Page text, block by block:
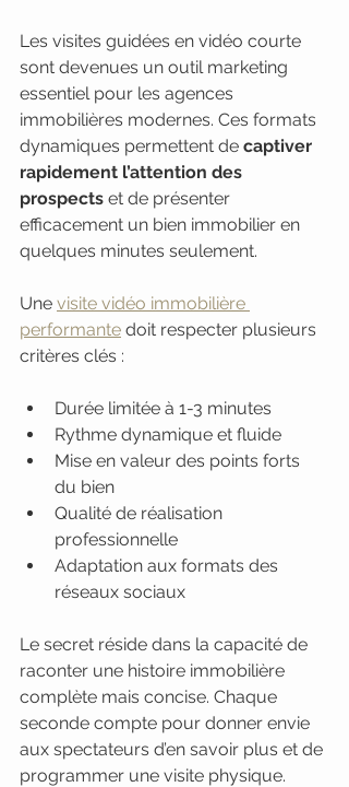
Les visites guidées en vidéo courte
sont devenues un outil marketing
essentiel pour les agences
immobilières modernes. Ces formats
dynamiques permettent de captiver
rapidement l’attention des
prospects et de présenter
efficacement un bien immobilier en
quelques minutes seulement.
Une visite vidéo immobilière
performante doit respecter plusieurs
critères clés :
Durée limitée à 1-3 minutes
Rythme dynamique et fluide
Mise en valeur des points forts
du bien
Qualité de réalisation
professionnelle
Adaptation aux formats des
réseaux sociaux
Le secret réside dans la capacité de
raconter une histoire immobilière
complète mais concise. Chaque
seconde compte pour donner envie
aux spectateurs d’en savoir plus et de
programmer une visite physique.